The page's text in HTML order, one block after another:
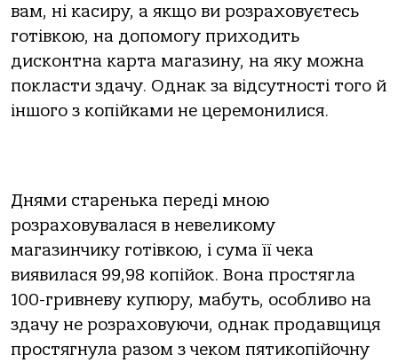
вам, ні касиру, а якщо ви розраховуєтесь
готівкою, на допомогу приходить
дисконтна карта магазину, на яку можна
покласти здачу. Однак за відсутності того й
іншого з копійками не церемонилися.
Днями старенька переді мною
розраховувалася в невеликому
магазинчику готівкою, і сума її чека
виявилася 99,98 копійок. Вона простягла
100-гривневу купюру, мабуть, особливо на
здачу не розраховуючи, однак продавщиця
простягнула разом з чеком пятикопійочну